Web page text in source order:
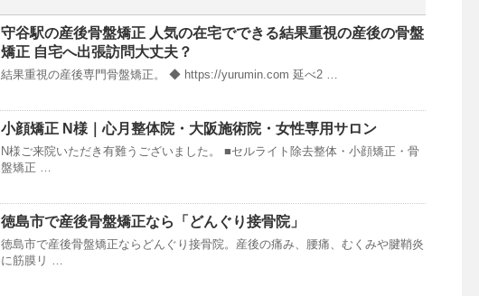
守谷駅の産後骨盤矯正 人気の在宅でできる結果重視の産後の骨盤
矯正 自宅へ出張訪問大丈夫？
結果重視の産後専門骨盤矯正。 ◆ https://yurumin.com 延べ2 …
小顔矯正 N様｜心月整体院・大阪施術院・女性専用サロン
N様ご来院いただき有難うございました。 ■セルライト除去整体・小顔矯正・骨
盤矯正 …
徳島市で産後骨盤矯正なら「どんぐり接骨院」
徳島市で産後骨盤矯正ならどんぐり接骨院。産後の痛み、腰痛、むくみや腱鞘炎
に筋膜リ …